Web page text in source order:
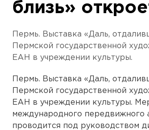
близь»
Пермь. Выставка «Даль,
Пермской государственной
ЕАН в учреждении культуры.
Пермь. Выставка «Даль,
Пермской государственной
ЕАН в учреждении культуры.
международного передвижного
проводится под руководством